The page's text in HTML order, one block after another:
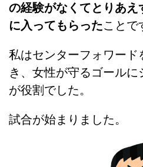
の経験がなくてとりあ
に入ってもらったことで
私はセンターフォワー
き、女性が守るゴール
が役割でした。
試合が始まりました。